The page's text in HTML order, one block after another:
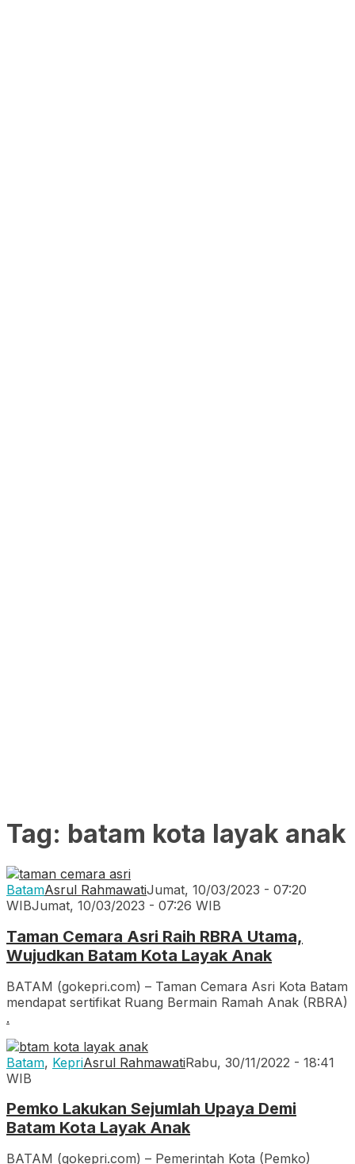
Tag: batam kota layak anak
BatamAsrul RahmawatiJumat, 10/03/2023 - 07:20
WIBJumat, 10/03/2023 - 07:26 WIB
Taman Cemara Asri Raih RBRA Utama,
Wujudkan Batam Kota Layak Anak
BATAM (gokepri.com) – Taman Cemara Asri Kota Batam
mendapat sertifikat Ruang Bermain Ramah Anak (RBRA)
.
Batam, KepriAsrul RahmawatiRabu, 30/11/2022 - 18:41
WIB
Pemko Lakukan Sejumlah Upaya Demi
Batam Kota Layak Anak
BATAM (gokepri.com) – Pemerintah Kota (Pemko)